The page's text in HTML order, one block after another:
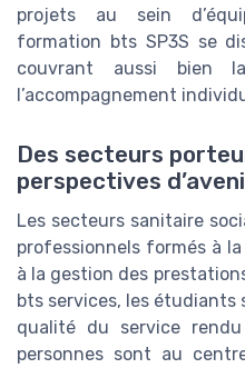
projets au sein
formation bts SP3S se
couvrant aussi bien
l’accompagnement
Des secteurs
perspectives
Les secteurs sanitaire
professionnels formés à
à la gestion des
bts services, les étudiants
qualité du service rendu
personnes sont au